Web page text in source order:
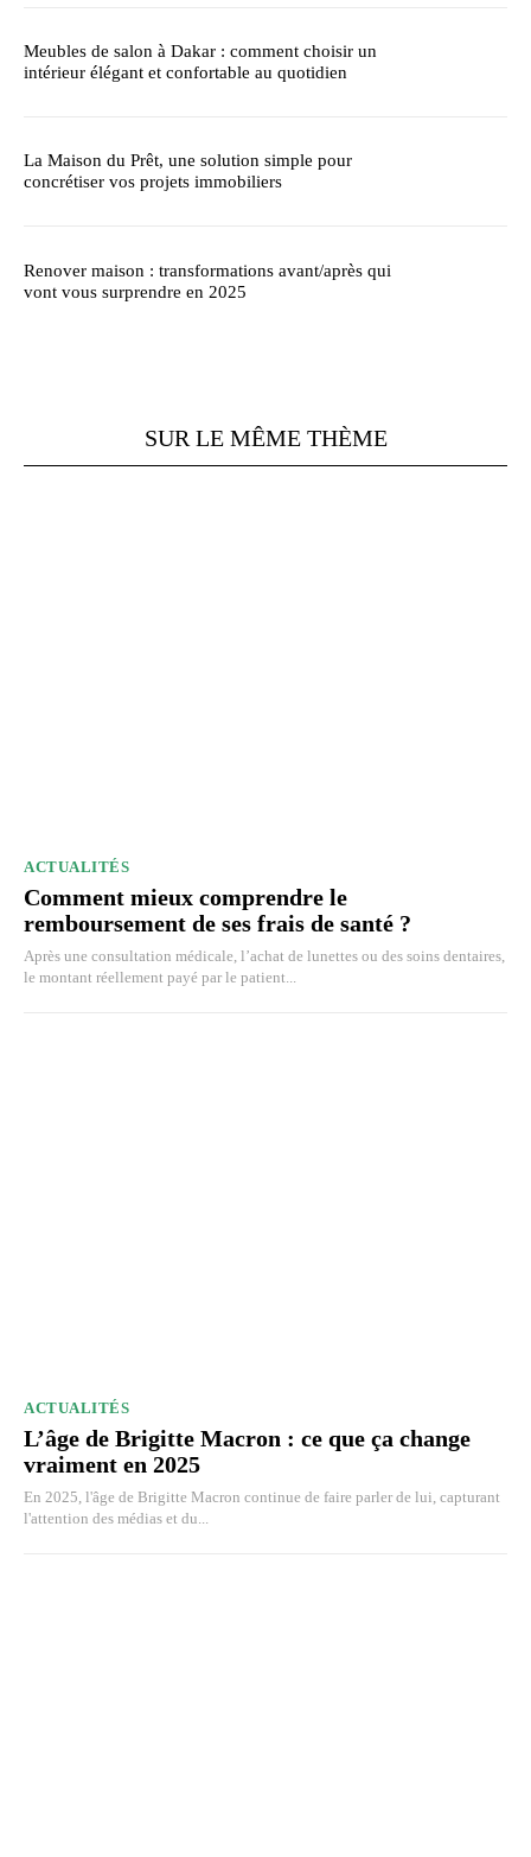
Meubles de salon à Dakar : comment choisir un
intérieur élégant et confortable au quotidien
La Maison du Prêt, une solution simple pour
concrétiser vos projets immobiliers
Renover maison : transformations avant/après qui
vont vous surprendre en 2025
SUR LE MÊME THÈME
ACTUALITÉS
Comment mieux comprendre le
remboursement de ses frais de santé ?
Après une consultation médicale, l’achat de lunettes ou des soins dentaires,
le montant réellement payé par le patient...
ACTUALITÉS
L’âge de Brigitte Macron : ce que ça change
vraiment en 2025
En 2025, l'âge de Brigitte Macron continue de faire parler de lui, capturant
l'attention des médias et du...